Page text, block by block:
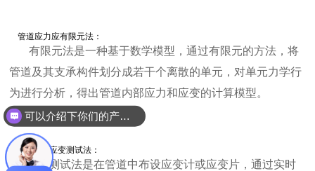
管道应力应有限元法：
有限元法是一种基于数学模型，通过有限元的方法，将
管道及其支承构件划分成若干个离散的单元，对单元力学行
为进行分析，得出管道内部应力和应变的计算模型。
管道应力应变测试法：
应变测试法是在管道中布设应变计或应变片，通过实时
可以介绍下你们的产品么？